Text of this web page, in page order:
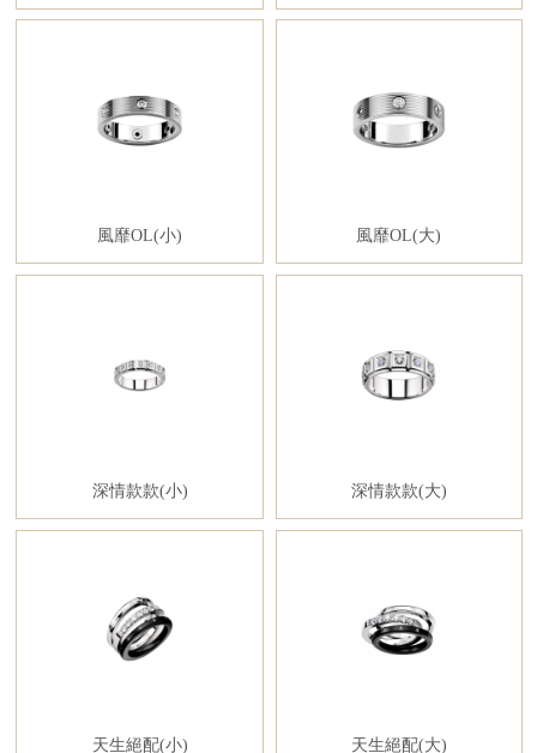
風靡OL(小) 風靡OL(大)
深情款款(小) 深情款款(大)
天生絕配(小) 天生絕配(大)